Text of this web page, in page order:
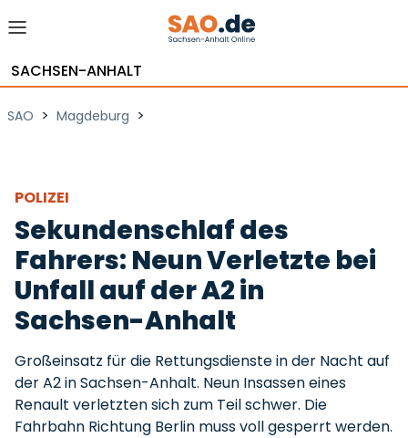
SACHSEN-ANHALT
SAO > Magdeburg >
POLIZEI
Sekundenschlaf des
Fahrers: Neun Verletzte bei
Unfall auf der A2 in
Sachsen-Anhalt
Großeinsatz für die Rettungsdienste in der Nacht auf
der A2 in Sachsen-Anhalt. Neun Insassen eines
Renault verletzten sich zum Teil schwer. Die
Fahrbahn Richtung Berlin muss voll gesperrt werden.